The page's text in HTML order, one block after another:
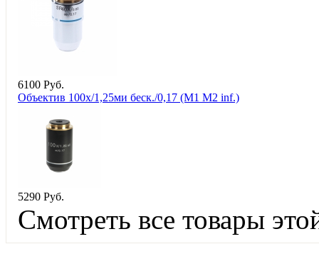
6100 Руб.
Объектив 100х/1,25ми беск./0,17 (М1 М2 inf.)
5290 Руб.
Смотреть все товары